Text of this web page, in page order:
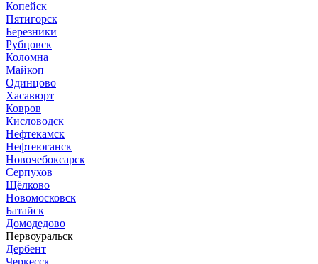
Копейск
Пятигорск
Березники
Рубцовск
Коломна
Майкоп
Одинцово
Хасавюрт
Ковров
Кисловодск
Нефтекамск
Нефтеюганск
Новочебоксарск
Серпухов
Щёлково
Новомосковск
Батайск
Домодедово
Первоуральск
Дербент
Черкесск